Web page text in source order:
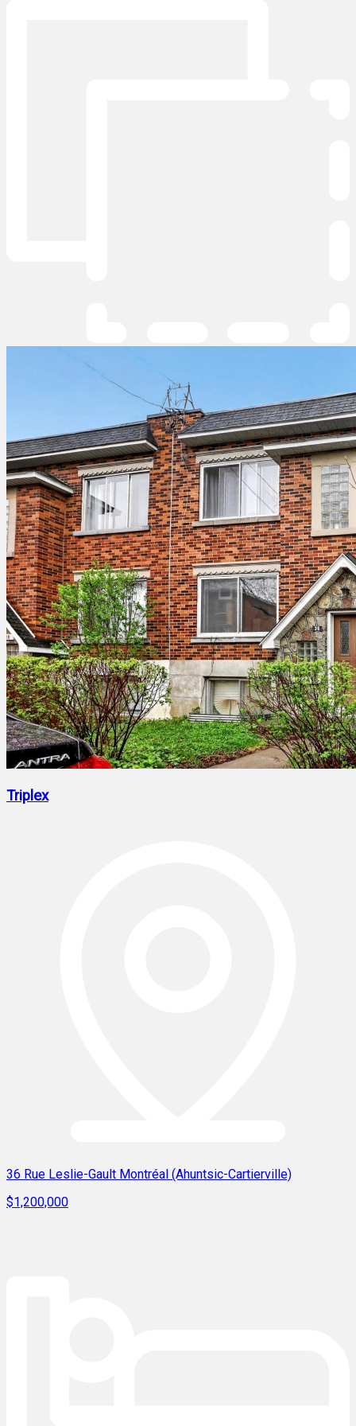
Triplex
36 Rue Leslie-Gault Montréal (Ahuntsic-Cartierville)
$1,200,000